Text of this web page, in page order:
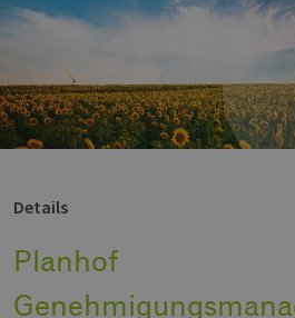
Details
Planhof